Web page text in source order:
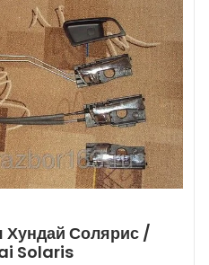
Хундай Солярис /
Solaris